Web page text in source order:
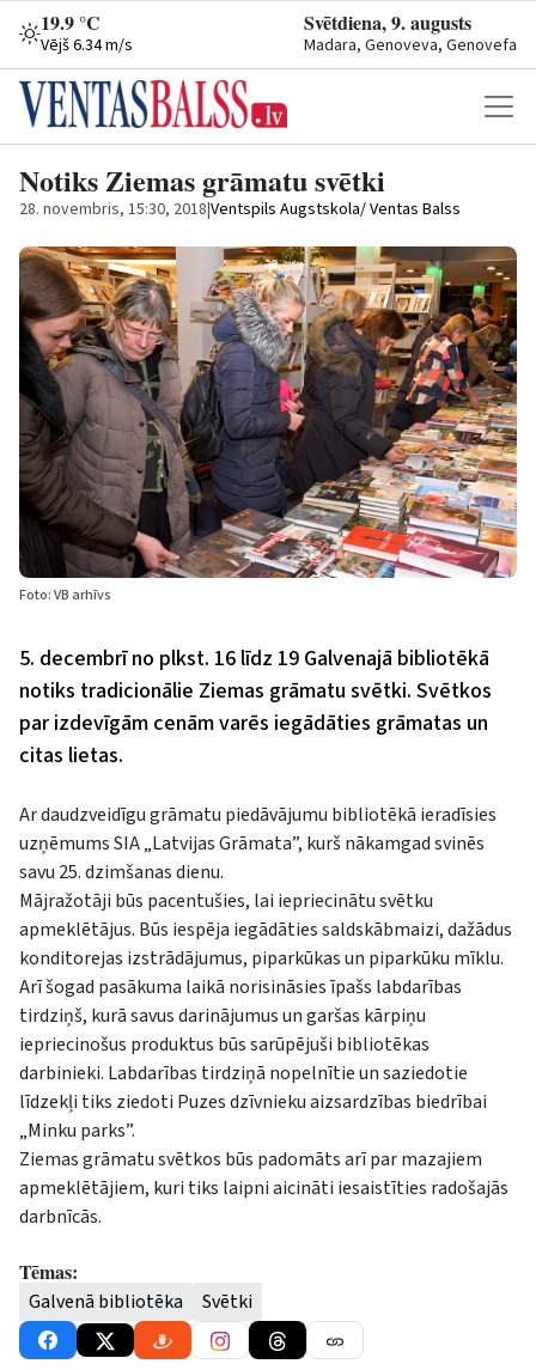
19.9 °C
Vējš 6.34 m/s
Svētdiena, 9. augusts
Madara, Genoveva, Genovefa
Notiks Ziemas grāmatu svētki
28. novembris, 15:30, 2018|Ventspils Augstskola/ Ventas Balss
Foto: VB arhīvs
5. decembrī no plkst. 16 līdz 19 Galvenajā bibliotēkā
notiks tradicionālie Ziemas grāmatu svētki. Svētkos
par izdevīgām cenām varēs iegādāties grāmatas un
citas lietas.
Ar daudzveidīgu grāmatu piedāvājumu bibliotēkā ieradīsies
uzņēmums SIA „Latvijas Grāmata”, kurš nākamgad svinēs
savu 25. dzimšanas dienu.
Mājražotāji būs pacentušies, lai iepriecinātu svētku
apmeklētājus. Būs iespēja iegādāties saldskābmaizi, dažādus
konditorejas izstrādājumus, piparkūkas un piparkūku mīklu.
Arī šogad pasākuma laikā norisināsies īpašs labdarības
tirdziņš, kurā savus darinājumus un garšas kārpiņu
iepriecinošus produktus būs sarūpējuši bibliotēkas
darbinieki. Labdarības tirdziņā nopelnītie un saziedotie
līdzekļi tiks ziedoti Puzes dzīvnieku aizsardzības biedrībai
„Minku parks”.
Ziemas grāmatu svētkos būs padomāts arī par mazajiem
apmeklētājiem, kuri tiks laipni aicināti iesaistīties radošajās
darbnīcās.
Tēmas:
Galvenā bibliotēka Svētki